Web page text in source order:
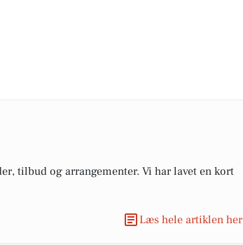
tilbud og arrangementer. Vi har lavet en kort
Læs hele artiklen her